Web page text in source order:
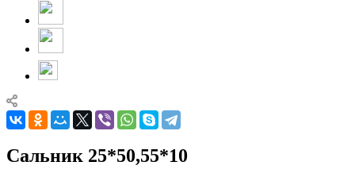
Сальник 25*50,55*10